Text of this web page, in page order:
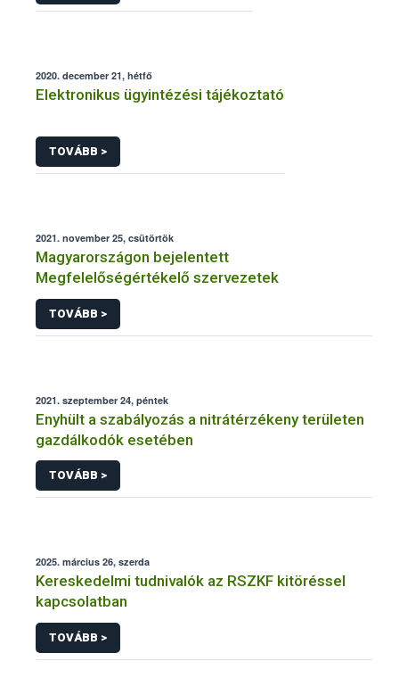
2020. december 21, hétfő
Elektronikus ügyintézési tájékoztató
TOVÁBB >
2021. november 25, csütörtök
Magyarországon bejelentett
Megfelelőségértékelő szervezetek
TOVÁBB >
2021. szeptember 24, péntek
Enyhült a szabályozás a nitrátérzékeny területen
gazdálkodók esetében
TOVÁBB >
2025. március 26, szerda
Kereskedelmi tudnivalók az RSZKF kitöréssel
kapcsolatban
TOVÁBB >